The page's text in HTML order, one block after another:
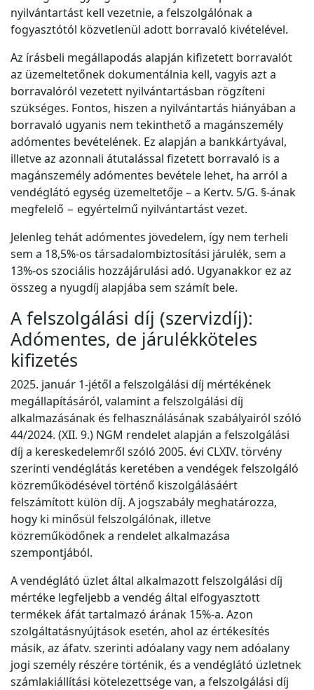
nyilvántartást kell vezetnie, a felszolgálónak a
fogyasztótól közvetlenül adott borravaló kivételével.
Az írásbeli megállapodás alapján kifizetett borravalót
az üzemeltetőnek dokumentálnia kell, vagyis azt a
borravalóról vezetett nyilvántartásban rögzíteni
szükséges. Fontos, hiszen a nyilvántartás hiányában a
borravaló ugyanis nem tekinthető a magánszemély
adómentes bevételének. Ez alapján a bankkártyával,
illetve az azonnali átutalással fizetett borravaló is a
magánszemély adómentes bevétele lehet, ha arról a
vendéglátó egység üzemeltetője – a Kertv. 5/G. §-ának
megfelelő − egyértelmű nyilvántartást vezet.
Jelenleg tehát adómentes jövedelem, így nem terheli
sem a 18,5%-os társadalombiztosítási járulék, sem a
13%-os szociális hozzájárulási adó. Ugyanakkor ez az
összeg a nyugdíj alapjába sem számít bele.
A felszolgálási díj (szervizdíj):
Adómentes, de járulékköteles
kifizetés
2025. január 1-jétől a felszolgálási díj mértékének
megállapításáról, valamint a felszolgálási díj
alkalmazásának és felhasználásának szabályairól szóló
44/2024. (XII. 9.) NGM rendelet alapján a felszolgálási
díj a kereskedelemről szóló 2005. évi CLXIV. törvény
szerinti vendéglátás keretében a vendégek felszolgáló
közreműködésével történő kiszolgálásáért
felszámított külön díj. A jogszabály meghatározza,
hogy ki minősül felszolgálónak, illetve
közreműködőnek a rendelet alkalmazása
szempontjából.
A vendéglátó üzlet által alkalmazott felszolgálási díj
mértéke legfeljebb a vendég által elfogyasztott
termékek áfát tartalmazó árának 15%-a. Azon
szolgáltatásnyújtások esetén, ahol az értékesítés
másik, az áfatv. szerinti adóalany vagy nem adóalany
jogi személy részére történik, és a vendéglátó üzletnek
számlakiállítási kötelezettsége van, a felszolgálási díj